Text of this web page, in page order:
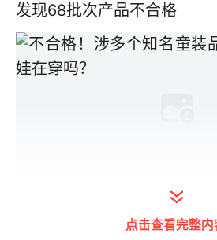
发现68批次产品不合格
点击查看完整